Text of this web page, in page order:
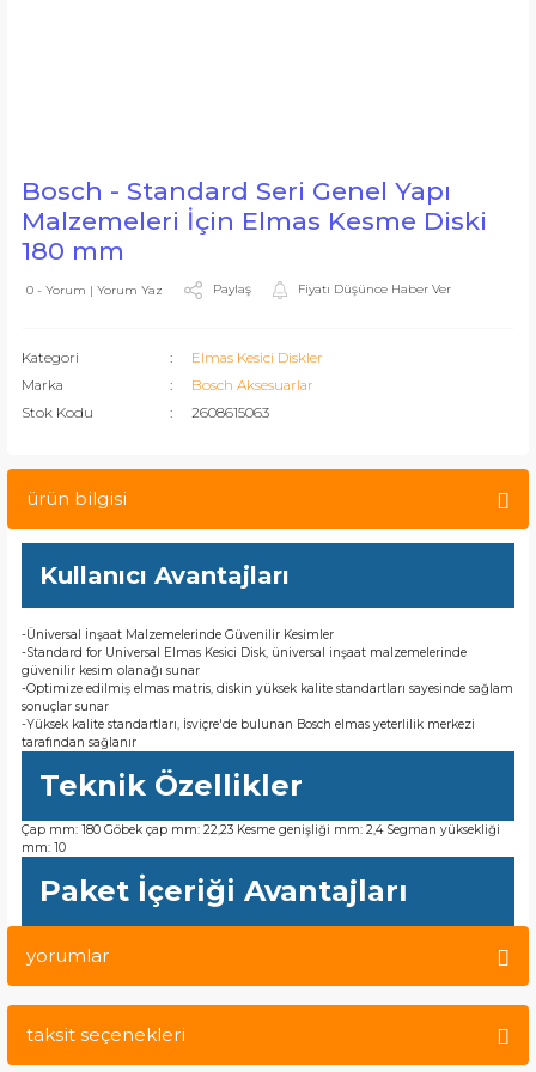
Bosch - Standard Seri Genel Yapı
Malzemeleri İçin Elmas Kesme Diski
180 mm
0 - Yorum | Yorum Yaz Paylaş Fiyatı Düşünce Haber Ver
Kategori
Elmas Kesici Diskler
Marka
Bosch Aksesuarlar
Stok Kodu
2608615063
ürün bilgisi
Kullanıcı Avantajları
-Üniversal İnşaat Malzemelerinde Güvenilir Kesimler
-Standard for Universal Elmas Kesici Disk, üniversal inşaat malzemelerinde
güvenilir kesim olanağı sunar
-Optimize edilmiş elmas matris, diskin yüksek kalite standartları sayesinde sağlam
sonuçlar sunar
-Yüksek kalite standartları, İsviçre'de bulunan Bosch elmas yeterlilik merkezi
tarafından sağlanır
Teknik Özellikler
Çap mm: 180 Göbek çap mm: 22,23 Kesme genişliği mm: 2,4 Segman yüksekliği
mm: 10
Paket İçeriği Avantajları
yorumlar
taksit seçenekleri